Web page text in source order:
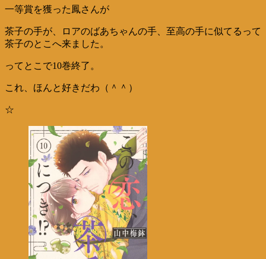
一等賞を獲った鳳さんが
茶子の手が、ロアのばあちゃんの手、至高の手に似てるって
茶子のとこへ来ました。
ってとこで10巻終了。
これ、ほんと好きだわ（＾＾）
☆